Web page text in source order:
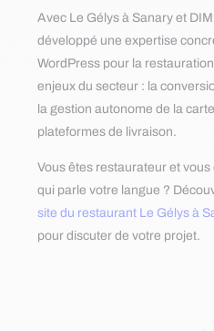
Avec Le Gélys à Sanary et
développé une expertise
WordPress pour la
enjeux du secteur : la
la gestion autonome de la
plateformes de livraison.
Vous êtes restaurateur et
qui parle votre langue ?
site du restaurant Le Gélys à
pour discuter de votre projet.